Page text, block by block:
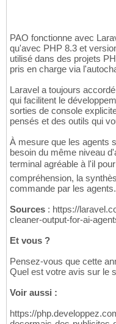
PAO fonctionne avec
qu'avec PHP 8.3 et
utilisé dans des projets
pris en charge via
Laravel a toujours
qui facilitent le
sorties de console
pensés et des outils qui
À mesure que les agents
besoin du même niveau
terminal agréable à l'il
compréhension, la
commande par les agents.
Sources : https://
cleaner-output-for-ai-
Et vous ?
Pensez-vous que cette
Quel est votre avis sur le
Voir aussi :
https://